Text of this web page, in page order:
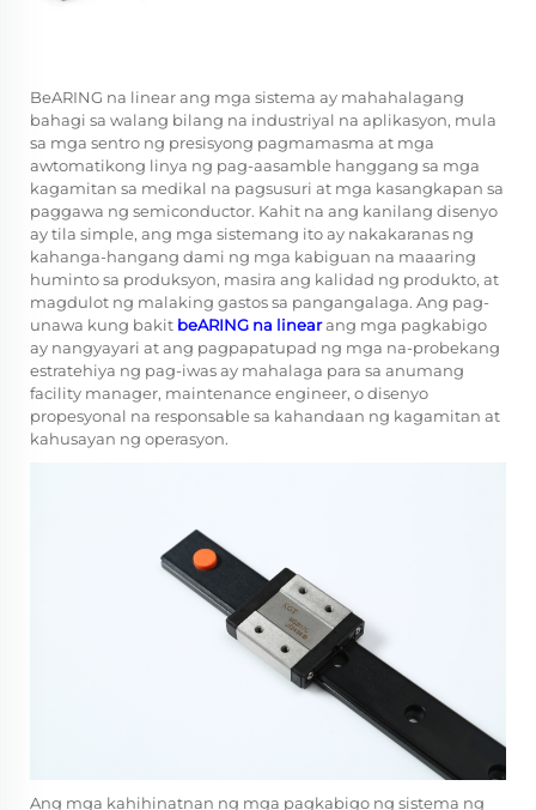
BeARING na linearang mga sistema ay mahahalagang
bahagi sa walang bilang na industriyal na aplikasyon, mula
sa mga sentro ng presisyong pagmamasma at mga
awtomatikong linya ng pag-aasamble hanggang sa mga
kagamitan sa medikal na pagsusuri at mga kasangkapan sa
paggawa ng semiconductor. Kahit na ang kanilang disenyo
ay tila simple, ang mga sistemang ito ay nakakaranas ng
kahanga-hangang dami ng mga kabiguan na maaaring
huminto sa produksyon, masira ang kalidad ng produkto, at
magdulot ng malaking gastos sa pangangalaga. Ang pag-
unawa kung bakit beARING na linearang mga pagkabigo
ay nangyayari at ang pagpapatupad ng mga na-probekang
estratehiya ng pag-iwas ay mahalaga para sa anumang
facility manager, maintenance engineer, o disenyo
propesyonal na responsable sa kahandaan ng kagamitan at
kahusayan ng operasyon.
Ang mga kahihinatnan ng mga pagkabigo ng sistema ng